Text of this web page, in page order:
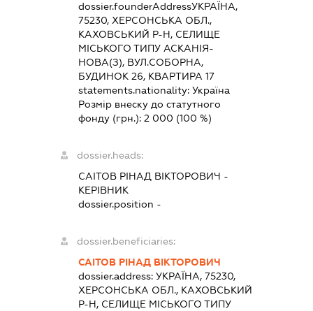
dossier.founderAddressУКРАЇНА,
75230, ХЕРСОНСЬКА ОБЛ.,
КАХОВСЬКИЙ Р-Н, СЕЛИЩЕ
МІСЬКОГО ТИПУ АСКАНІЯ-
НОВА(З), ВУЛ.СОБОРНА,
БУДИНОК 26, КВАРТИРА 17
statements.nationality:Україна
Розмір внеску до статутного
фонду (грн.):2 000 (100 %)
dossier.heads:
САІТОВ РІНАД ВІКТОРОВИЧ -
КЕРІВНИК
dossier.position -
dossier.beneficiaries:
САІТОВ РІНАД ВІКТОРОВИЧ
dossier.address:УКРАЇНА, 75230,
ХЕРСОНСЬКА ОБЛ., КАХОВСЬКИЙ
Р-Н, СЕЛИЩЕ МІСЬКОГО ТИПУ